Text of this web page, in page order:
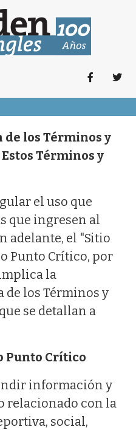
de los Términos y
Términos y
el uso que
que ingresen al
adelante, el "Sitio
Punto Crítico, por
la
de los Términos y
se detallan a
Punto Crítico
información y
relacionado con la
social,